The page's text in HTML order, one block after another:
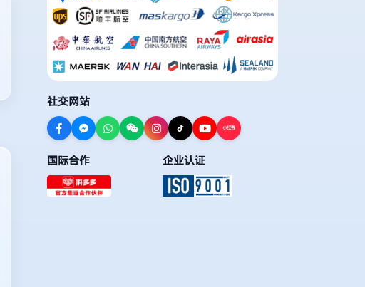
社交网站
国际合作 企业认证